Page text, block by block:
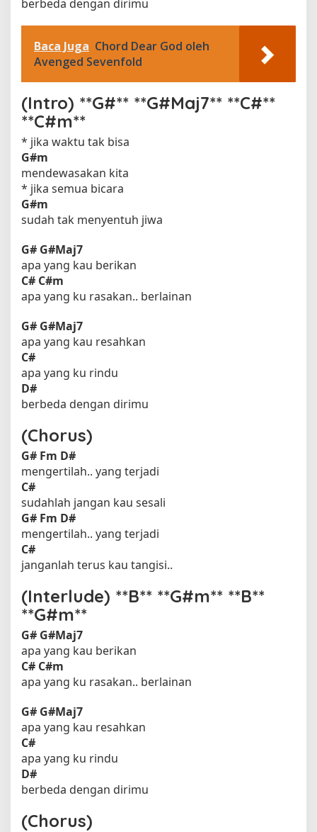
berbeda dengan dirimu
Baca Juga Chord Dear God oleh
Avenged Sevenfold
(Intro) **G#** **G#Maj7** **C#**
**C#m**
* jika waktu tak bisa
G#m
mendewasakan kita
* jika semua bicara
G#m
sudah tak menyentuh jiwa
G# G#Maj7
apa yang kau berikan
C# C#m
apa yang ku rasakan.. berlainan
G# G#Maj7
apa yang kau resahkan
C#
apa yang ku rindu
D#
berbeda dengan dirimu
(Chorus)
G# Fm D#
mengertilah.. yang terjadi
C#
sudahlah jangan kau sesali
G# Fm D#
mengertilah.. yang terjadi
C#
janganlah terus kau tangisi..
(Interlude) **B** **G#m** **B**
**G#m**
G# G#Maj7
apa yang kau berikan
C# C#m
apa yang ku rasakan.. berlainan
G# G#Maj7
apa yang kau resahkan
C#
apa yang ku rindu
D#
berbeda dengan dirimu
(Chorus)